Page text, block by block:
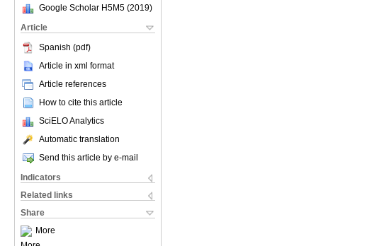
Google Scholar H5M5 (2019)
Article
Spanish (pdf)
Article in xml format
Article references
How to cite this article
SciELO Analytics
Automatic translation
Send this article by e-mail
Indicators
Related links
Share
More